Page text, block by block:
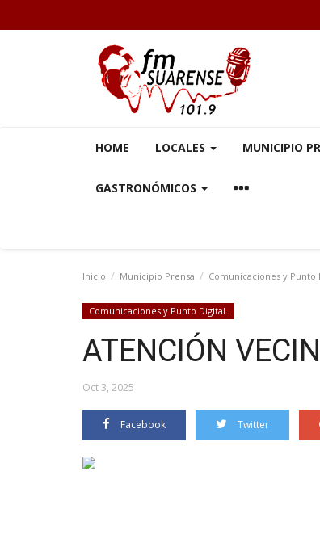
HOME LOCALES MUNICIPIO
GASTRONÓMICOS
Inicio Municipio Prensa Comunicaciones y Punto
Comunicaciones y Punto Digital.
ATENCIÓN
Oct 3, 2025
Facebook Twitter